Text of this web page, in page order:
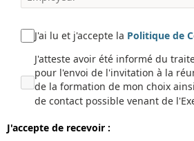
J'ai lu et j'accepte la Politique de
J'atteste avoir été informé du
pour l'envoi de l'invitation à la
de la formation de mon choix
de contact possible venant de
J'accepte de recevoir :